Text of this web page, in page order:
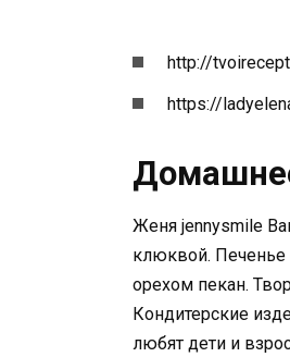
http://
https://
Женя jennysmile
клюквой.
орехом пекан.
Кондитерские
любят дети и